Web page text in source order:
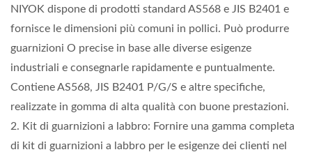
NIYOK dispone di prodotti standard AS568 e JIS B2401 e
fornisce le dimensioni più comuni in pollici. Può produrre
guarnizioni O precise in base alle diverse esigenze
industriali e consegnarle rapidamente e puntualmente.
Contiene AS568, JIS B2401 P/G/S e altre specifiche,
realizzate in gomma di alta qualità con buone prestazioni.
2. Kit di guarnizioni a labbro: Fornire una gamma completa
di kit di guarnizioni a labbro per le esigenze dei clienti nel